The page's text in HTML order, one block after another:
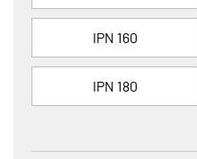
IPN 160
IPN 180